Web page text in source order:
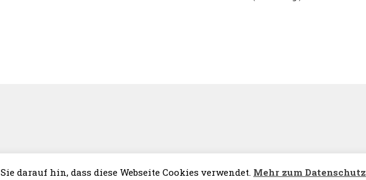
darauf hin, dass diese Webseite Cookies verwendet. Mehr zum Datenschutz